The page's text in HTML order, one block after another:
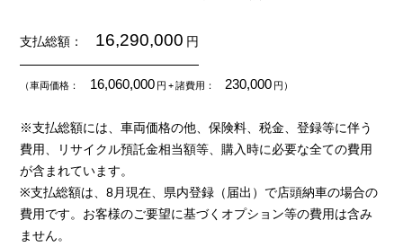
支払総額： 16,290,000 円
（車両価格： 16,060,000円+ 諸費用： 230,000円）
※支払総額には、車両価格の他、保険料、税金、登録等に伴う
費用、リサイクル預託金相当額等、購入時に必要な全ての費用
が含まれています。
※支払総額は、8月現在、県内登録（届出）で店頭納車の場合の
費用です。お客様のご要望に基づくオプション等の費用は含み
ません。